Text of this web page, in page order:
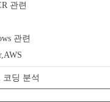
관련
관련
코딩 분석